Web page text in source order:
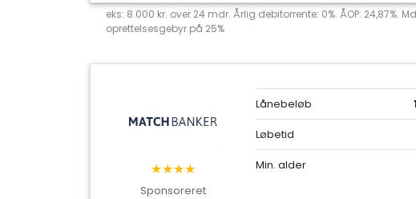
eks: 8.000 kr. over 24 mdr. Årlig debitorrente: 0%. ÅOP: 24,87%.
oprettelsesgebyr på 25%
★★★★
Sponsoreret
Lånebeløb
Løbetid
Min. alder